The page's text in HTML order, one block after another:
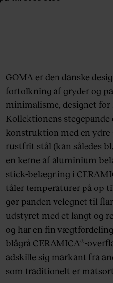
GOMA er den danske
fortolkning af gryder og
minimalisme, designet for
Kollektionens stegepande
konstruktion med en ydre
rustfrit stål (kan således
en kerne af aluminium
stick-belægning i
tåler temperaturer på op
gør panden velegnet til
udstyret med et langt og
og har en fin
blågrå CERAMICA®-
adskille sig markant fra
som traditionelt er